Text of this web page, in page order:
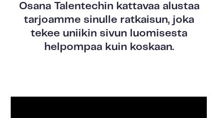
Osana Talentechin kattavaa alustaa
tarjoamme sinulle ratkaisun, joka
tekee uniikin sivun luomisesta
helpompaa kuin koskaan.